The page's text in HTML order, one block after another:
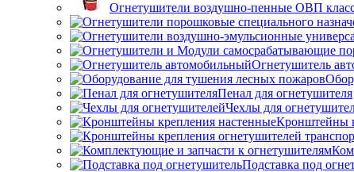
Огнетушители воздушно-пенные ОВП
Огнетушитель
Пенал для огнетушителя
Чехлы для
Кронштейны
Подставка под